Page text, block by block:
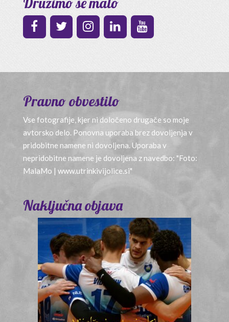
Pravno obvestilo
Vse fotografije, kjer ni določeno drugače so moje
avtorsko delo. Ponovna uporaba brez dovoljenja v
pridobitne namene ni dovoljena. Uporaba v
nepridobitne namene je dovoljena z navedbo: "Foto:
MalaMo | www.utrinkivijolice.si"
Naključna objava